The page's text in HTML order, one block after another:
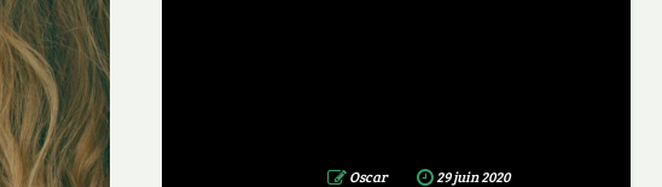
29 juin 2020